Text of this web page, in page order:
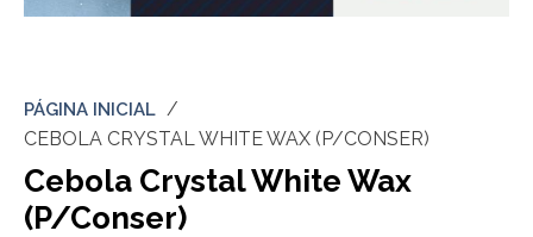
PÁGINA INICIAL
CEBOLA CRYSTAL WHITE WAX (P/CONSER)
Cebola Crystal White Wax
(P/Conser)